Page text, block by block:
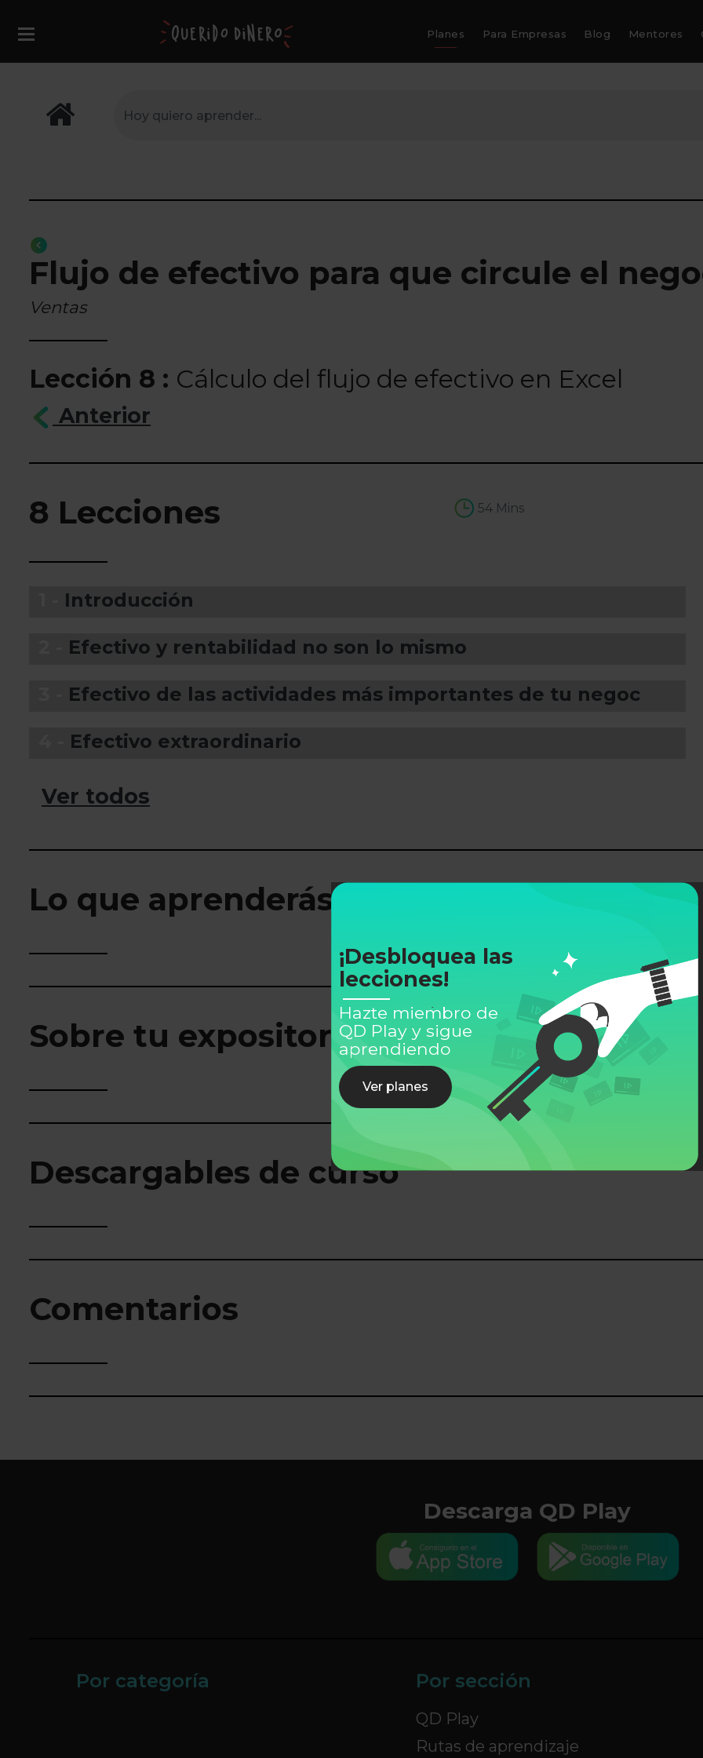
Planes Para Empresas Blog Mentores
¡Desbloquea las
lecciones!
Hazte miembro de
QD Play y sigue
aprendiendo
Ver planes
Flujo de efectivo para que circule el
Ventas
Lección 8 : Cálculo del flujo de efectivo en Excel
Anterior
8 Lecciones 54 Mins
Introducción
Efectivo y rentabilidad no son lo mismo
Efectivo de las actividades más importantes de tu negocio
Efectivo extraordinario
Ver todos
Lo que aprenderás
Sobre tu expositor
Descargables de curso
Comentarios
Descarga QD Play
Por categoría Por sección
QD Play
Rutas de aprendizaje